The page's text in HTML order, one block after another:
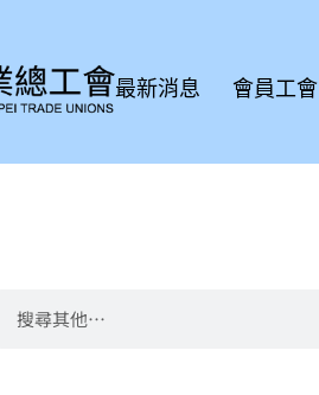
最新消息 會員工會